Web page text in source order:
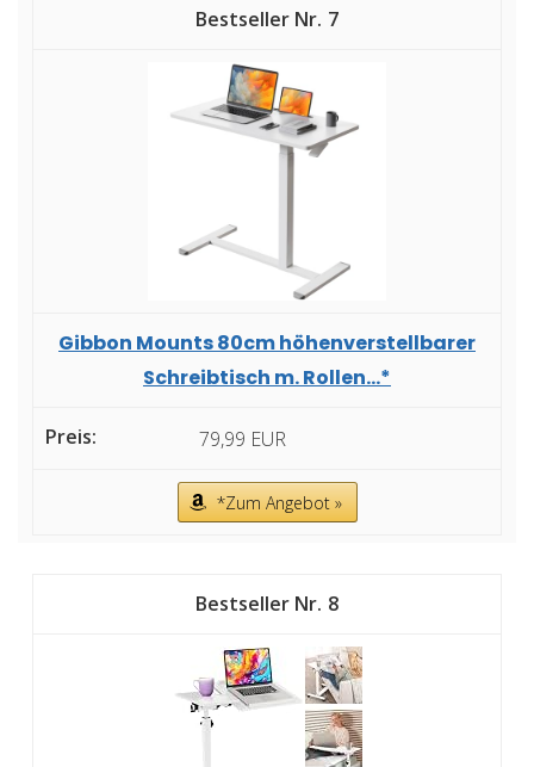
7
Gibbon Mounts 80cm höhenverstellbarer
Schreibtisch m. Rollen...*
79,99 EUR
*Zum Angebot »
8